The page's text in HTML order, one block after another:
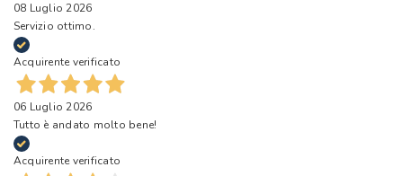
08 Luglio 2026
Servizio ottimo.
Acquirente verificato
06 Luglio 2026
Tutto è andato molto bene!
Acquirente verificato